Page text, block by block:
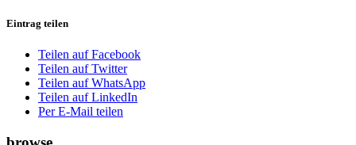
Eintrag teilen
Teilen auf Facebook
Teilen auf Twitter
Teilen auf WhatsApp
Teilen auf LinkedIn
Per E-Mail teilen